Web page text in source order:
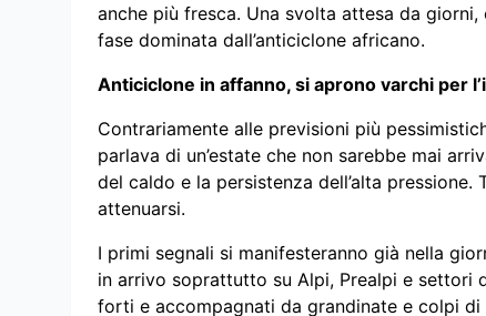
anche più fresca. Una svolta attesa da
fase dominata dall’anticiclone africano.
Anticiclone in affanno, si aprono varchi per
Contrariamente alle previsioni più
parlava di un’estate che non sarebbe mai
del caldo e la persistenza dell’alta
attenuarsi.
I primi segnali si manifesteranno già nella
in arrivo soprattutto su Alpi, Prealpi e settori
forti e accompagnati da grandinate e colpi di